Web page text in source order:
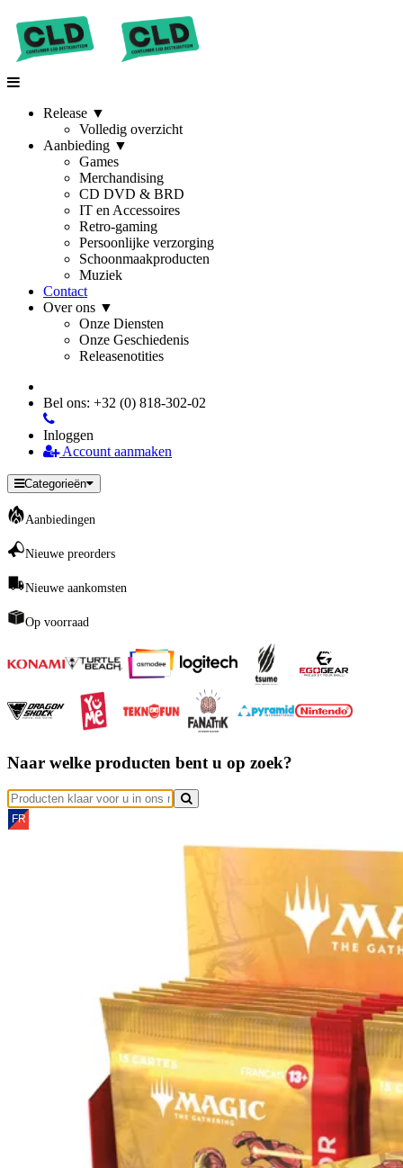
Release ▼
Volledig overzicht
Aanbieding ▼
Games
Merchandising
CD DVD & BRD
IT en Accessoires
Retro-gaming
Persoonlijke verzorging
Schoonmaakproducten
Muziek
Contact
Over ons ▼
Onze Diensten
Onze Geschiedenis
Releasenotities
Bel ons: +32 (0) 818-302-02
Inloggen
Account aanmaken
Categorieën
Aanbiedingen
Nieuwe preorders
Nieuwe aankomsten
Op voorraad
Naar welke producten bent u op zoek?